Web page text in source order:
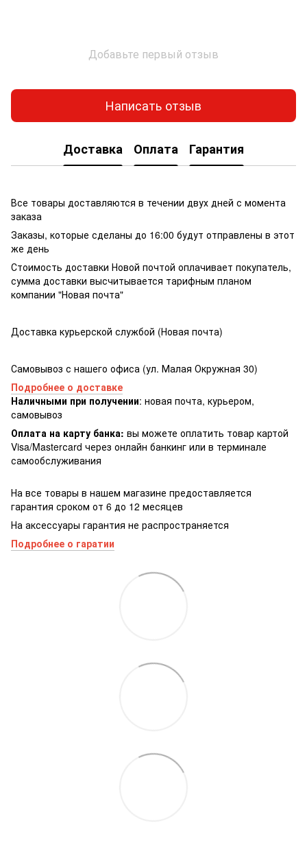
Добавьте первый отзыв
Написать отзыв
Доставка Оплата Гарантия
Все товары доставляются в течении двух дней с момента
заказа
Заказы, которые сделаны до 16:00 будут отправлены в этот
же день
Стоимость доставки Новой почтой оплачивает покупатель,
сумма доставки высчитывается тарифным планом
компании "Новая почта"
Доставка курьерской службой (Новая почта)
Самовывоз с нашего офиса (ул. Малая Окружная 30)
Подробнее о доставке
Наличными при получении: новая почта, курьером,
самовывоз
Оплата на карту банка: вы можете оплатить товар картой
Visa/Masterсard через онлайн банкинг или в терминале
самообслуживания
На все товары в нашем магазине предоставляется
гарантия сроком от 6 до 12 месяцев
На аксессуары гарантия не распространяется
Подробнее о гаратии